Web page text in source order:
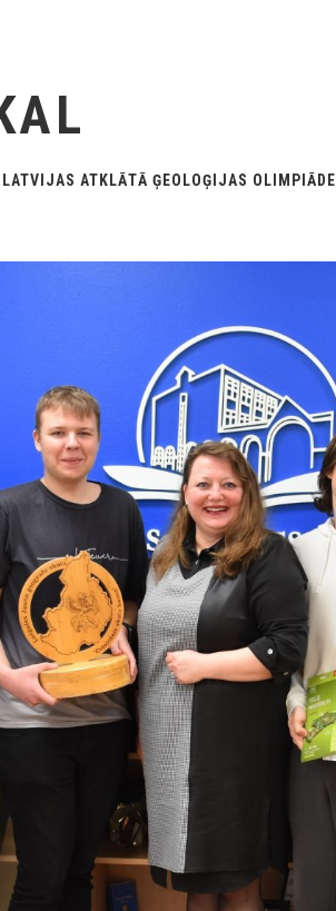
LATVIJAS ATKLĀTĀ ĢEOLOĢIJAS OLIMPIĀDE